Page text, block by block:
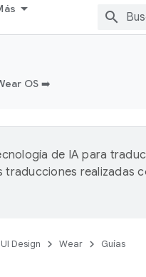
OS ➡️
de IA para
realizadas
UI Design Wear Guías